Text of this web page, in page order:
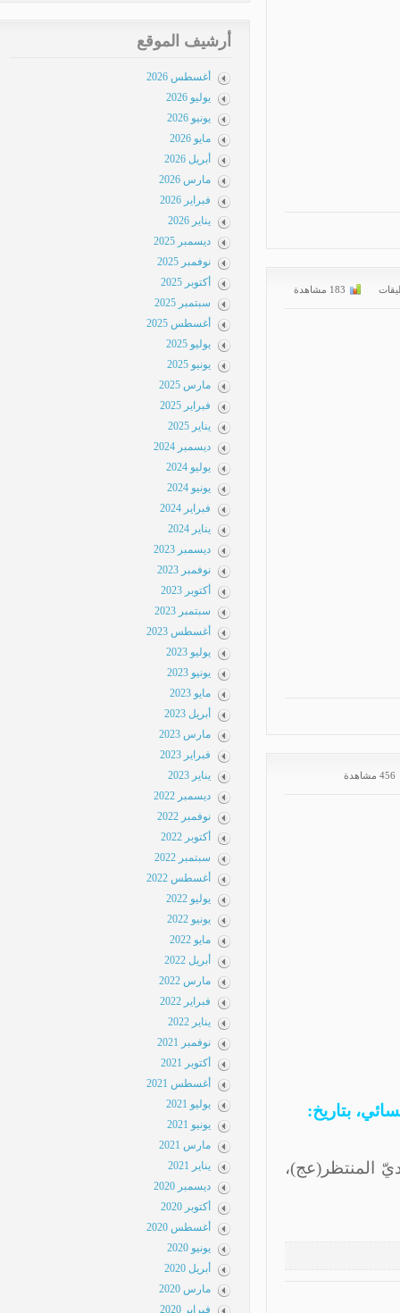
183 مشاهدة
مشاهدة
بتاريخ:
المنتظر(عج)،
أرشيف الموقع
أغسطس 2026
يوليو 2026
يونيو 2026
مايو 2026
أبريل 2026
مارس 2026
فبراير 2026
يناير 2026
ديسمبر 2025
نوفمبر 2025
أكتوبر 2025
سبتمبر 2025
أغسطس 2025
يوليو 2025
يونيو 2025
مارس 2025
فبراير 2025
يناير 2025
ديسمبر 2024
يوليو 2024
يونيو 2024
فبراير 2024
يناير 2024
ديسمبر 2023
نوفمبر 2023
أكتوبر 2023
سبتمبر 2023
أغسطس 2023
يوليو 2023
يونيو 2023
مايو 2023
أبريل 2023
مارس 2023
فبراير 2023
يناير 2023
ديسمبر 2022
نوفمبر 2022
أكتوبر 2022
سبتمبر 2022
أغسطس 2022
يوليو 2022
يونيو 2022
مايو 2022
أبريل 2022
مارس 2022
فبراير 2022
يناير 2022
نوفمبر 2021
أكتوبر 2021
أغسطس 2021
يوليو 2021
يونيو 2021
مارس 2021
يناير 2021
ديسمبر 2020
أكتوبر 2020
أغسطس 2020
يونيو 2020
أبريل 2020
مارس 2020
فبراير 2020